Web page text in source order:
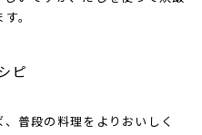
。
ピ
普段の料理をよりおいしく